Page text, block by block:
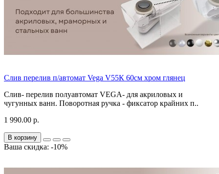
Слив перелив п/автомат Vega V55К 60см хром глянец
Слив- перелив полуавтомат VEGA- для акриловых и
чугунных ванн. Поворотная ручка - фиксатор крайних п..
1 990.00 р.
В корзину
Ваша скидка: -10%